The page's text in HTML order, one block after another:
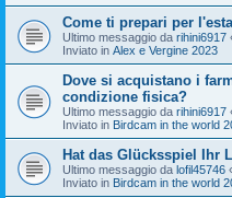
Come ti prepari per
Ultimo messaggio da rihini6917
Inviato in Alex e Vergine 2023
Dove si acquistano i
condizione fisica?
Ultimo messaggio da rihini6917
Inviato in Birdcam in the world
Hat das Glücksspiel Ihr
Ultimo messaggio da lofil45746
Inviato in Birdcam in the world